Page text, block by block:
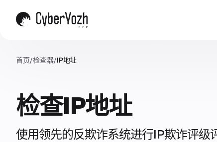
首页/检查器/IP地址
检查IP地址
使用领先的反欺诈系统进行IP欺诈评级